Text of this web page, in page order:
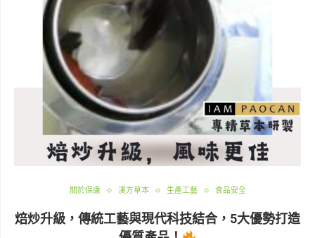
關於保康 漢方草本 生產工藝 食品安全
焙炒升級，傳統工藝與現代科技結合，5大優勢打造